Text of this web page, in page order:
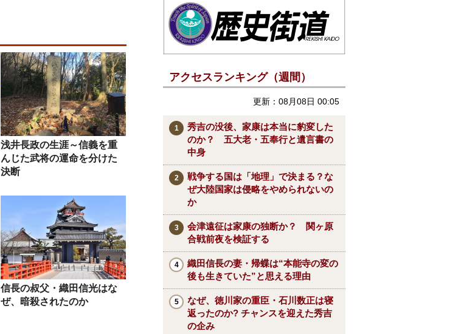
浅井長政の生涯～信義を重
んじた武将の運命を分けた
決断
信長の叔父・織田信光はな
ぜ、暗殺されたのか
アクセスランキング（週間）
更新：08月08日 00:05
秀吉の没後、家康は本当に豹変した
のか？ 五大老・五奉行と遺言書の
中身
戦争する国は「地理」で決まる？な
ぜ大陸国家は侵略をやめられないの
か
会津遠征は家康の独断か？ 関ヶ原
合戦前夜を検証する
織田信長の妻・帰蝶は“本能寺の変の
後も生きていた”と思える理由
なぜ、徳川家の重臣・石川数正は寝
返ったのか? チャンスを迎えた秀吉
の企み